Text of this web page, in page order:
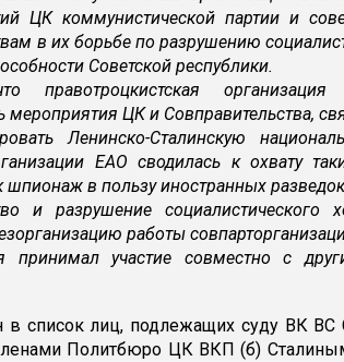
ЦК коммунистической партии и
в их борьбе по разрушению
Советской республики.
мероприятия ЦК и Совправительства,
Ленинско-Сталинскую
ЕАО сводилась к охвату
шпионаж в пользу иностранных
и разрушение социалистического
работы
участие совместно с
в список лиц, подлежащих суду ВК
Политбюро ЦК ВКП (б)